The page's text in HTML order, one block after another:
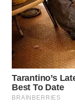
WN
LABUHANBATU
WN
TAPANULI
TENGAH
WN DELI